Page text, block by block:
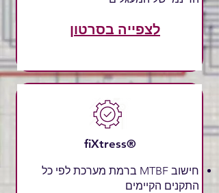
לצפייה בסרטון
fiXtress®
חישוב MTBF ברמת מערכת לפי כל
התקנים הקיימים